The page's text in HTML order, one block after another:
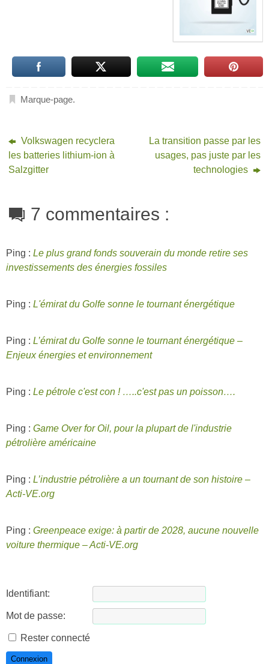
Marque-page.
Volkswagen recyclera
les batteries lithium-ion à
Salzgitter
La transition passe par les
usages, pas juste par les
technologies
7 commentaires :
Ping : Le plus grand fonds souverain du monde retire ses
investissements des énergies fossiles
Ping : L'émirat du Golfe sonne le tournant énergétique
Ping : L’émirat du Golfe sonne le tournant énergétique –
Enjeux énergies et environnement
Ping : Le pétrole c'est con ! …..c'est pas un poisson….
Ping : Game Over for Oil, pour la plupart de l'industrie
pétrolière américaine
Ping : L’industrie pétrolière a un tournant de son histoire –
Acti-VE.org
Ping : Greenpeace exige: à partir de 2028, aucune nouvelle
voiture thermique – Acti-VE.org
Identifiant:
Mot de passe:
Rester connecté
Connexion